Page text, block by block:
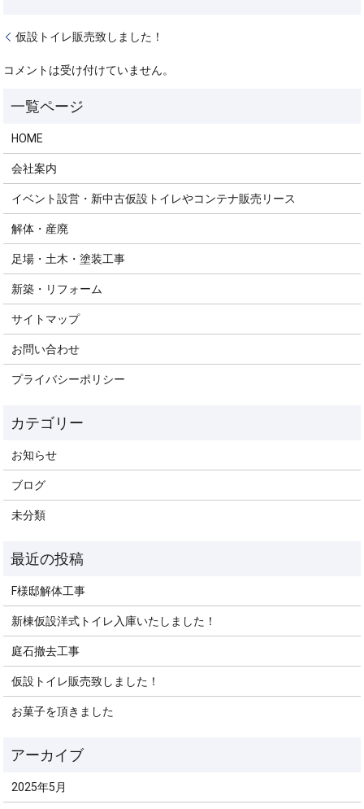
仮設トイレ販売致しました！
コメントは受け付けていません。
HOME
会社案内
イベント設営・新中古仮設トイレやコンテナ販売リース
解体・産廃
足場・土木・塗装工事
新築・リフォーム
サイトマップ
お問い合わせ
プライバシーポリシー
お知らせ
ブログ
未分類
F様邸解体工事
新棟仮設洋式トイレ入庫いたしました！
庭石撤去工事
仮設トイレ販売致しました！
お菓子を頂きました
2025年5月